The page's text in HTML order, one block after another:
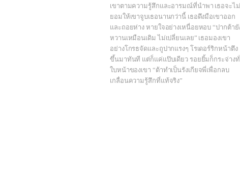
เขาตามความรู้สึกและอารมณ์ที่นำพา เธอจะไม่
ยอมให้เขาจูบเธอนานกว่านี้ เธอดึงมือเขาออก
และถอยห่าง หายใจอย่างเหนื่อยหอบ “ปากต้ายั
หวานเหมือนเดิม ไม่เปลี่ยนเลย” เธอมองเขา
อย่างโกรธจัดและถูปากแรงๆ โรเดอร์ริกหน้าตึง
ขึ้นมาทันที แต่ก็แค่แป๊บเดียว รอยยิ้มก็กระจ่าง
ใบหน้าของเขา “ต้าทำเป็นรังเกียจพี่เพื่อกลบ
เกลื่อนความรู้สึกที่แท้จริง”